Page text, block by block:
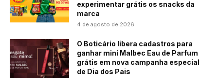
experimentar grátis os snacks da
marca
4 de agosto de 2026
O Boticário libera cadastros para
ganhar mini Malbec Eau de Parfum
grátis em nova campanha especial
de Dia dos Pais